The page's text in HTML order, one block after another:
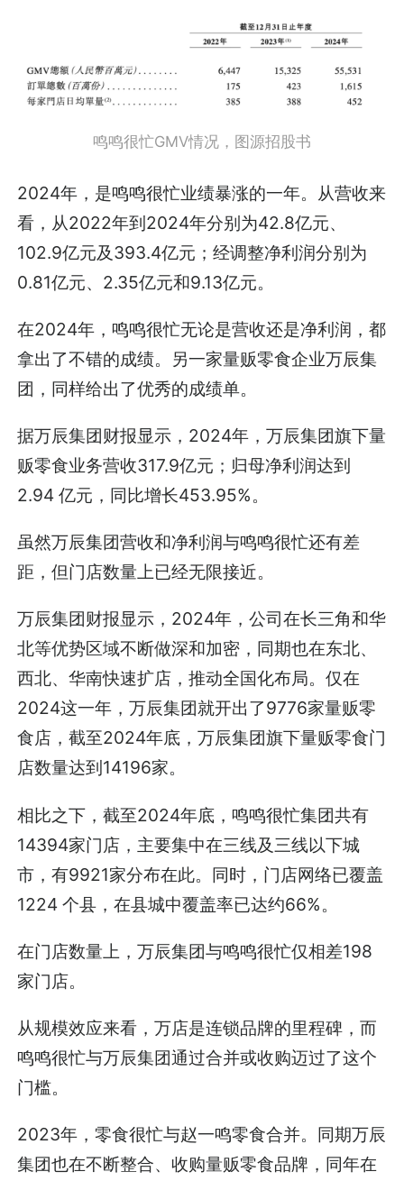
鸣鸣很忙GMV情况，图源招股书
2024年，是鸣鸣很忙业绩暴涨的一年。从营收来
看，从2022年到2024年分别为42.8亿元、
102.9亿元及393.4亿元；经调整净利润分别为
0.81亿元、2.35亿元和9.13亿元。
在2024年，鸣鸣很忙无论是营收还是净利润，都
拿出了不错的成绩。另一家量贩零食企业万辰集
团，同样给出了优秀的成绩单。
据万辰集团财报显示，2024年，万辰集团旗下量
贩零食业务营收317.9亿元；归母净利润达到
2.94 亿元，同比增长453.95%。
虽然万辰集团营收和净利润与鸣鸣很忙还有差
距，但门店数量上已经无限接近。
万辰集团财报显示，2024年，公司在长三角和华
北等优势区域不断做深和加密，同期也在东北、
西北、华南快速扩店，推动全国化布局。仅在
2024这一年，万辰集团就开出了9776家量贩零
食店，截至2024年底，万辰集团旗下量贩零食门
店数量达到14196家。
相比之下，截至2024年底，鸣鸣很忙集团共有
14394家门店，主要集中在三线及三线以下城
市，有9921家分布在此。同时，门店网络已覆盖
1224 个县，在县城中覆盖率已达约66%。
在门店数量上，万辰集团与鸣鸣很忙仅相差198
家门店。
从规模效应来看，万店是连锁品牌的里程碑，而
鸣鸣很忙与万辰集团通过合并或收购迈过了这个
门槛。
2023年，零食很忙与赵一鸣零食合并。同期万辰
集团也在不断整合、收购量贩零食品牌，同年在